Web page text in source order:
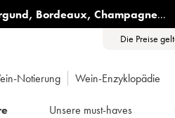
, Bordeaux, Champagne...
Die Preise
Notierung Wein-Enzyklopädie
Unsere must-haves